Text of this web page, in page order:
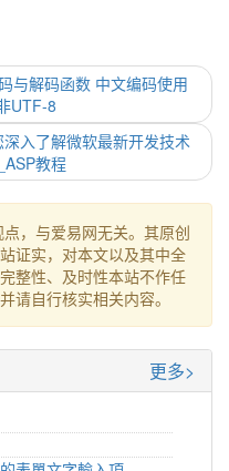
与解码函数 中文编码使用
UTF-8
入了解微软最新开发技术
教程
，与爱易网无关。其原创
证实，对本文以及其中全
整性、及时性本站不作任
请自行核实相关内容。
更多>